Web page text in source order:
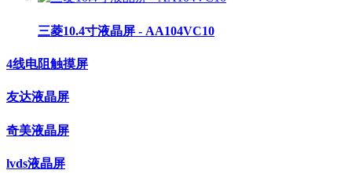
三菱10.4寸液晶屏 - AA104VC10
4线电阻触摸屏
友达液晶屏
奇美液晶屏
lvds液晶屏